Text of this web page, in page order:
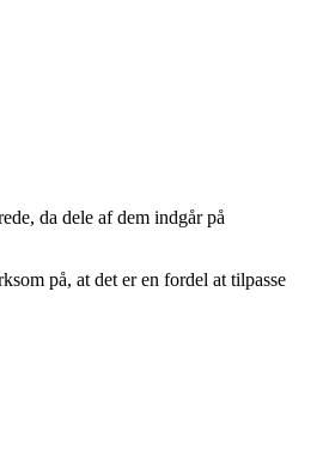
da dele af dem indgår på
på, at det er en fordel at tilpasse